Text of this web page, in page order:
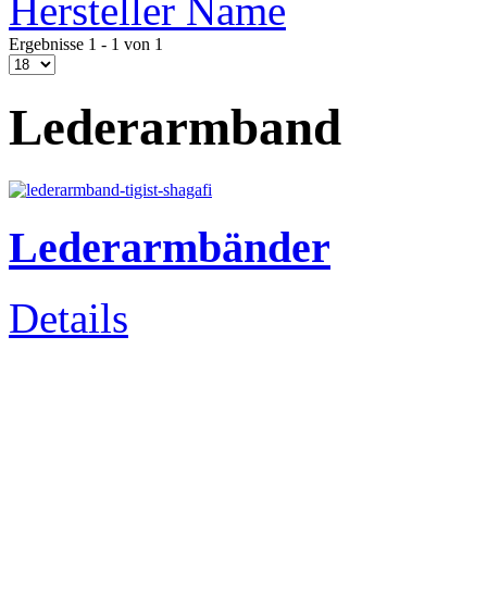
Hersteller Name
Ergebnisse 1 - 1 von 1
Lederarmband
Lederarmbänder
Details